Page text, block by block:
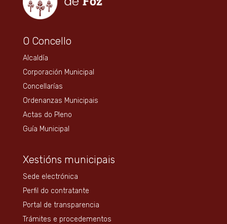
O Concello
Alcaldía
Corporación Municipal
Concellarías
Ordenanzas Municipais
Actas do Pleno
Guía Municipal
Xestións municipais
Sede electrónica
Perfil do contratante
Portal de transparencia
Trámites e procedementos